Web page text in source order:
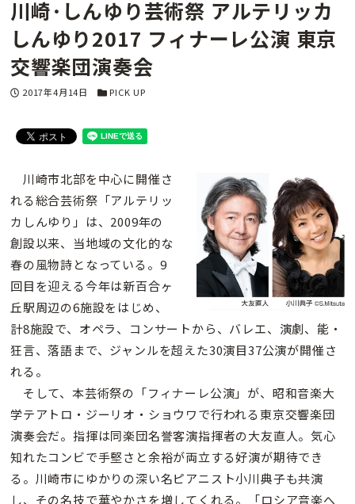
川崎･しんゆり芸術祭 アルテリッカ
しんゆり2017 フィナーレ公演 東京
交響楽団演奏会
投稿日
2017年4月14日 カテゴリー
PICK UP
川崎市北部を中心に開催さ
れる総合芸術祭「アルテリッ
カしんゆり」は、2009年の
創設以来、当地域の文化的な
春の風物詩となっている。9
回目を迎える今年は新百合ヶ
丘駅周辺の6施設をはじめ、
計8施設で、オペラ、コンサートから、バレエ、演劇、能・
狂言、落語まで、ジャンルを超えた30演目37公演が開催さ
れる。
そして、本芸術祭の「フィナーレ公演」が、昭和音楽大
学テアトロ・ジーリオ・ショウワで行われる東京交響楽団
演奏会だ。指揮は同楽団名誉客演指揮者の大友直人。気心
知れたコンビで手堅さと余裕が両立する好演が期待でき
る。川崎市にゆかりの深い名ピアニスト小川典子も共演
し、その名技で華やかさを増してくれる。「ロシア音楽へ